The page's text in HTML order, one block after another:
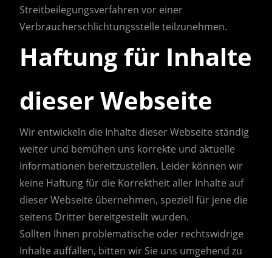
Streitbeilegungsverfahren vor einer
Verbraucherschlichtungsstelle teilzunehmen.
Haftung für Inhalte
dieser Webseite
Wir entwickeln die Inhalte dieser Webseite ständig
weiter und bemühen uns korrekte und aktuelle
Informationen bereitzustellen. Leider können wir
keine Haftung für die Korrektheit aller Inhalte auf
dieser Webseite übernehmen, speziell für jene die
seitens Dritter bereitgestellt wurden.
Sollten Ihnen problematische oder rechtswidrige
Inhalte auffallen, bitten wir Sie uns umgehend zu